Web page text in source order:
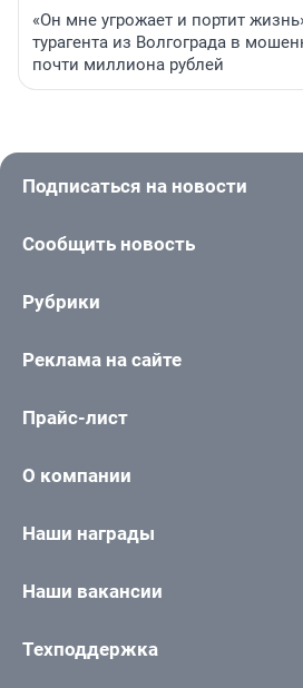
«Он мне угрожает и портит
турагента из Волгограда в
почти миллиона рублей
Подписаться на новости
Сообщить новость
Рубрики
Реклама на сайте
Прайс-лист
О компании
Наши награды
Наши вакансии
Техподдержка